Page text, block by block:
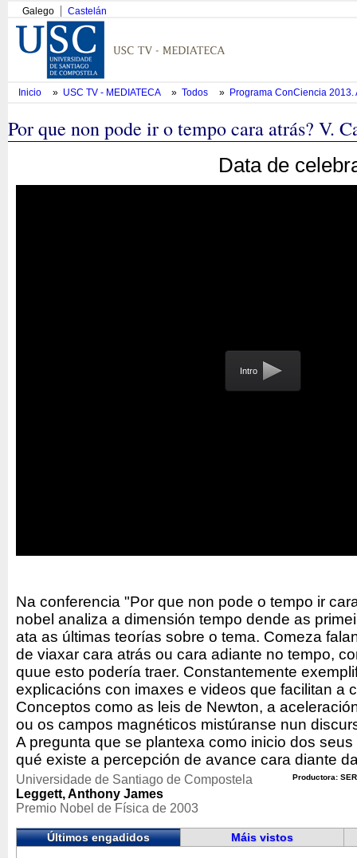
Galego Castelán
Inicio » USC TV - MEDIATECA » Todos » Programa ConCiencia
Por que non pode ir o tempo cara atrás? V.
Data de
Intro
Na conferencia "Por que non pode o tempo ir
nobel analiza a dimensión tempo dende as
ata as últimas teorías sobre o tema. Comeza
de viaxar cara atrás ou cara adiante no tempo,
quue esto podería traer. Constantemente
explicacións con imaxes e videos que facilitan a
Conceptos como as leis de Newton, a
ou os campos magnéticos mistúranse nun
A pregunta que se plantexa como inicio dos
qué existe a percepción de avance cara diante
Productora:
Universidade de Santiago de Compostela
Leggett, Anthony James
Premio Nobel de Física de 2003
Últimos engadidos Máis vistos